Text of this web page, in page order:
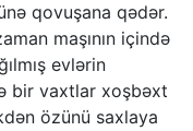
qovuşana qədər.
maşının içində
evlərin
bir vaxtlar xoşbəxt
özünü saxlaya